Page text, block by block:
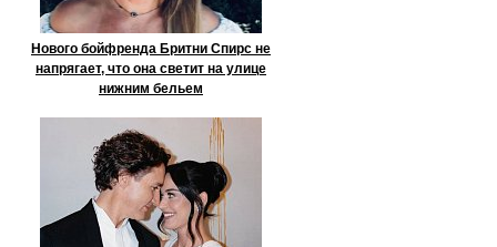
Нового бойфренда Бритни Спирс не
напрягает, что она светит на улице
нижним бельем